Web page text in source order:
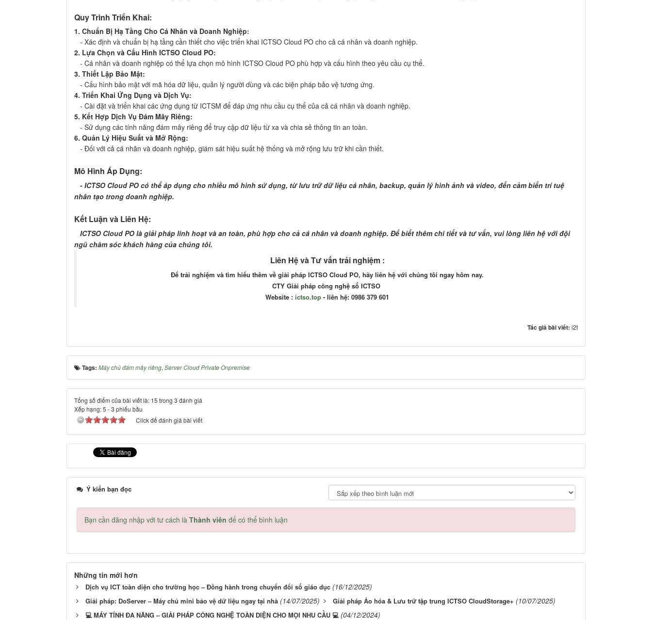
Quy Trình Triển Khai:
1. Chuẩn Bị Hạ Tầng Cho Cá Nhân và Doanh Nghiệp:
- Xác định và chuẩn bị hạ tầng cần thiết cho việc triển khai ICTSO Cloud PO cho cả cá nhân và doanh nghiệp.
2. Lựa Chọn và Cấu Hình ICTSO Cloud PO:
- Cá nhân và doanh nghiệp có thể lựa chọn mô hình ICTSO Cloud PO phù hợp và cấu hình theo yêu cầu cụ thể.
3. Thiết Lập Bảo Mật:
- Cấu hình bảo mật với mã hóa dữ liệu, quản lý người dùng và các biện pháp bảo vệ tương ứng.
4. Triển Khai Ứng Dụng và Dịch Vụ:
- Cài đặt và triển khai các ứng dụng từ ICTSM để đáp ứng nhu cầu cụ thể của cả cá nhân và doanh nghiệp.
5. Kết Hợp Dịch Vụ Đám Mây Riêng:
- Sử dụng các tính năng đám mây riêng để truy cập dữ liệu từ xa và chia sẻ thông tin an toàn.
6. Quản Lý Hiệu Suất và Mở Rộng:
- Đối với cả cá nhân và doanh nghiệp, giám sát hiệu suất hệ thống và mở rộng lưu trữ khi cần thiết.
Mô Hình Áp Dụng:
- ICTSO Cloud PO có thể áp dụng cho nhiều mô hình sử dụng, từ lưu trữ dữ liệu cá nhân, backup, quản lý hình ảnh và video, đến cảm biến trí tuệ
nhân tạo trong doanh nghiệp.
Kết Luận và Liên Hệ:
ICTSO Cloud PO là giải pháp linh hoạt và an toàn, phù hợp cho cả cá nhân và doanh nghiệp. Để biết thêm chi tiết và tư vấn, vui lòng liên hệ với đội
ngũ chăm sóc khách hàng của chúng tôi.
Liên Hệ và Tư vấn trải nghiệm :
Để trải nghiệm và tìm hiểu thêm về giải pháp ICTSO Cloud PO, hãy liên hệ với chúng tôi ngay hôm nay.
CTY Giải pháp công nghệ số ICTSO
Website : ictso.top - liên hệ: 0986 379 601
Tác giả bài viết: i2t
Tags: Máy chủ đám mây riêng, Server Cloud Private Onpremise
Tổng số điểm của bài viết là: 15 trong 3 đánh giá
Xếp hạng:5 -3 phiếu bầu
Click để đánh giá bài viết
Ý kiến bạn đọc
Bạn cần đăng nhập với tư cách là Thành viên để có thể bình luận
Những tin mới hơn
Dịch vụ ICT toàn diện cho trường học – Đồng hành trong chuyển đổi số giáo dục (16/12/2025)
Giải pháp: DoServer – Máy chủ mini bảo vệ dữ liệu ngay tại nhà (14/07/2025) Giải pháp Ảo hóa & Lưu trữ tập trung ICTSO CloudStorage+ (10/07/2025)
💻 MÁY TÍNH ĐA NĂNG – GIẢI PHÁP CÔNG NGHỆ TOÀN DIỆN CHO MỌI NHU CẦU 💻 (04/12/2024)